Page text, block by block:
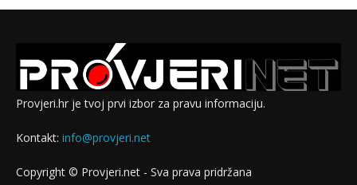
Provjeri.hr je tvoj prvi izbor za pravu informaciju.
Kontakt: info@provjeri.net
Copyright © Provjeri.net - Sva prava pridržana